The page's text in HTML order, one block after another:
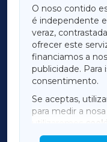
O noso contido
é independente
veraz,
ofrecer este
financiamos a
publicidade. Para
consentimento.
Se aceptas,
para medir a
utilizaremos
mostrar